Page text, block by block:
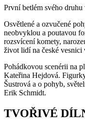
První betlém svého
Osvětlené a ozvučené
neobvyklou a poutavou
rozsvícení komety,
život lidí na české vesnici
Pohádkovou scenérii na
Kateřina Hejdová.
Šustrová a o pohyb,
Erik Schmidt.
TVOŘIVÉ